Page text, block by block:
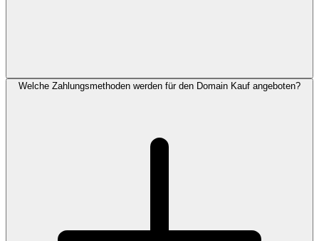
Welche Zahlungsmethoden werden für den Domain Kauf angeboten?